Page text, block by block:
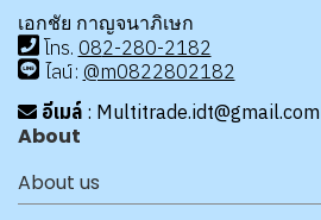
เอกชัย กาญจนาภิเษก
โทร. 082-280-2182
ไลน์: @m0822802182
อีเมล์ : Multitrade.idt@gmail.com
About
About us